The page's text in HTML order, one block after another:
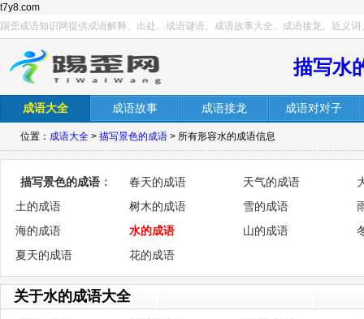
t7y8.com
踢歪成语知识网提供成语解释、出处、成语谜语、成语故事大全、成语接龙、近义
描写水
成语大全 成语故事 成语接龙 成语对对子
位置： 成语大全 > 描写景色的成语 > 所有形容水的成语信息
描写景色的成语 ： 春天的成语 天气的成语
土的成语
树木的成语 雪的成语
海的成语
水的成语 山的成语
夏天的成语
花的成语
关于水的成语大全